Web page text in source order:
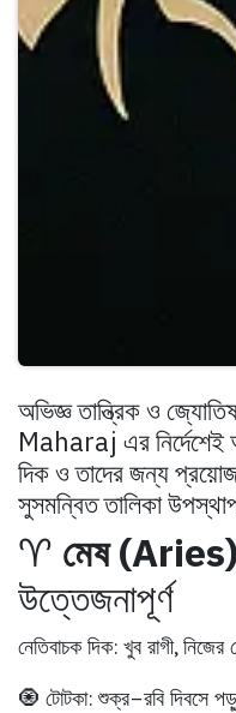
অভিজ্ঞ তান্ত্রিক ও
Maharaj এর নির্দেশেই
দিক ও তাদের জন্য
সুসমন্বিত তালিকা
♈ মেষ (Aries)
উত্তেজনাপূর্ণ
নেতিবাচক দিক: খুব রাগী, নিজের
🧿 টোটকা:শুক্র–রবি দিবসে